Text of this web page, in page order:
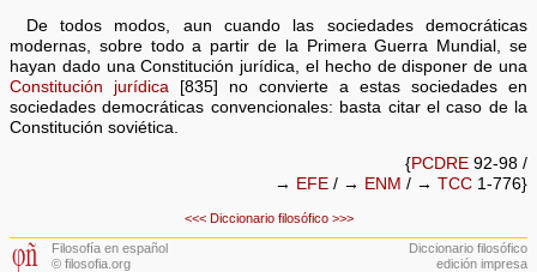
De todos modos, aun cuando las sociedades democráticas
modernas, sobre todo a partir de la Primera Guerra Mundial, se
hayan dado una Constitución jurídica, el hecho de disponer de una
Constitución jurídica [835] no convierte a estas sociedades en
sociedades democráticas convencionales: basta citar el caso de la
Constitución soviética.
{PCDRE92-98 /
→ EFE/ → ENM / → TCC1-776}
<<< Diccionario filosófico >>>
Filosofía en español
© filosofia.org
Diccionario filosófico
edición impresa